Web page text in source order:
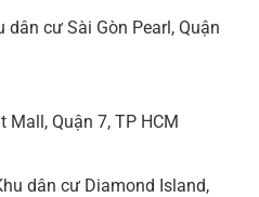
dân cư Sài Gòn Pearl, Quận
Mall, Quận 7, TP HCM
dân cư Diamond Island,